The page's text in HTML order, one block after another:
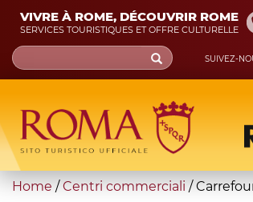
Skip
main
content
VIVRE À ROME, DÉCOUVRIR ROME
SERVICES TOURISTIQUES ET OFFRE CULTURELLE
SUIVEZ-
Search
form
Recherche
You
Home / Centri commerciali /